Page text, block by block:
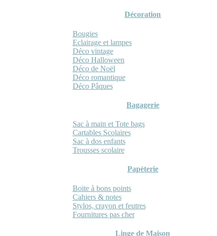
Décoration
Bougies
Eclairage et lampes
Déco vintage
Déco Halloween
Déco de Noël
Déco romantique
Déco Pâques
Bagagerie
Sac à main et Tote bags
Cartables Scolaires
Sac à dos enfants
Trousses scolaire
Papèterie
Boite à bons points
Cahiers & notes
Stylos, crayon et feutres
Fournitures pas cher
Linge de Maison